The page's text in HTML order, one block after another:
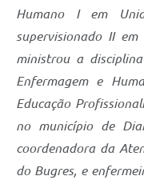
Humano I em
supervisionado II
ministrou a
Enfermagem e
Educação
no município de
coordenadora da
do Bugres, e